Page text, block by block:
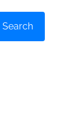
Search